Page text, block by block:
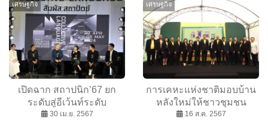
ศักยภาพอุตสาหกรรม
สะสม 9 เดือนโตกว่า 9%
โชว์แกร่งศักยภาพทรัพย์สิน
ที่ลงทุน
เศรษฐกิจ
เปิดฉาก สถาปนิก’67 ยก
ระดับสู่อีเว้นท์ระดับ
นานาชาติ คาดกระตุ้นธุรกิจ
30 เม.ย. 2567
เศรษฐกิจ
การเคหะแห่งชาติมอบบ้าน
หลังใหม่ให้ชาวชุมชน
ดินแดง “โครงการฟื้นฟูเมือง
16 ส.ค. 2567